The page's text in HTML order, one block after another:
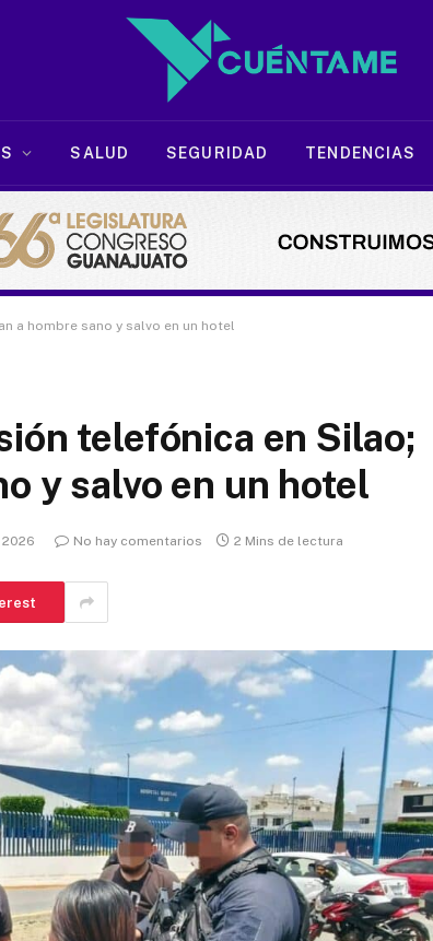
SALUD SEGURIDAD TENDENCIAS
a hombre sano y salvo en un hotel
telefónica en Silao;
y salvo en un hotel
2026 No hay comentarios 2 Mins de lectura